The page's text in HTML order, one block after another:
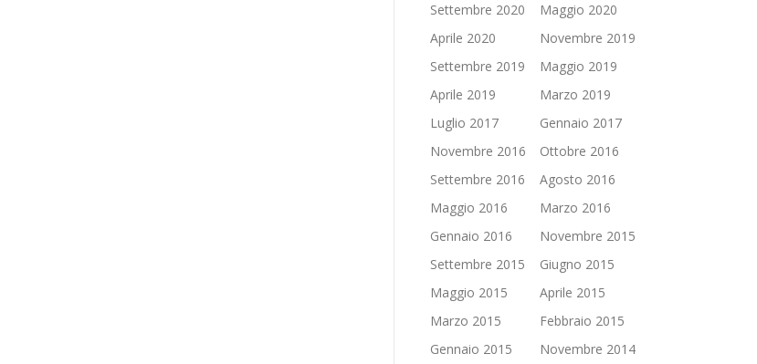
Settembre 2020
Maggio 2020
Aprile 2020
Novembre 2019
Settembre 2019
Maggio 2019
Aprile 2019
Marzo 2019
Luglio 2017
Gennaio 2017
Novembre 2016
Ottobre 2016
Settembre 2016
Agosto 2016
Maggio 2016
Marzo 2016
Gennaio 2016
Novembre 2015
Settembre 2015
Giugno 2015
Maggio 2015
Aprile 2015
Marzo 2015
Febbraio 2015
Gennaio 2015
Novembre 2014